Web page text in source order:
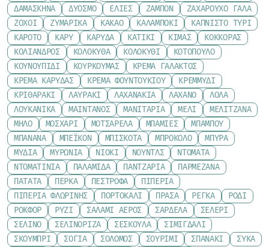
ΔΑΜΆΣΚΗΝΑ
ΔΥΌΣΜΟ ΕΛΙΈΣ ΖΑΜΠΌΝ
ΖΑΧΑΡΟΎΧΟ ΓΆΛΑ
ΖΟΧΟΊ
ΖΥΜΑΡΙΚΆ ΚΑΚΆΟ ΚΑΛΑΜΠΌΚΙ
ΚΑΠΝΙΣΤΌ ΤΥΡΊ
ΚΑΡΌΤΟ
ΚΆΡΥ ΚΑΡΎΔΑ ΚΑΤΊΚΙ ΚΙΜΆΣ
ΚΌΚΚΟΡΑΣ
ΚΌΛΙΑΝΔΡΟΣ
ΚΟΛΟΚΎΘΑ ΚΟΛΟΚΎΘΙ
ΚΟΤΌΠΟΥΛΟ
ΚΟΥΝΟΥΠΊΔΙ
ΚΟΥΡΚΟΥΜΆΣ
ΚΡΈΜΑ ΓΆΛΑΚΤΟΣ
ΚΡΈΜΑ ΚΑΡΎΔΑΣ
ΚΡΈΜΑ ΦΟΥΝΤΟΥΚΙΟΎ
ΚΡΕΜΜΎΔΙ
ΚΡΙΘΑΡΆΚΙ
ΛΑΥΡΆΚΙ ΛΑΧΑΝΆΚΙΑ ΛΆΧΑΝΟ
ΛΌΛΑ
ΛΟΥΚΆΝΙΚΑ
ΜΑΙΝΤΑΝΌΣ ΜΑΝΙΤΆΡΙΑ ΜΈΛΙ
ΜΕΛΙΤΖΆΝΑ
ΜΉΛΟ
ΜΟΣΧΆΡΙ ΜΟΤΣΑΡΈΛΑ ΜΠΆΜΙΕΣ
ΜΠΑΜΠΟΎ
ΜΠΑΝΆΝΑ
ΜΠΈΙΚΟΝ ΜΠΙΣΚΌΤΑ ΜΠΡΌΚΟΛΟ
ΜΠΎΡΑ
ΜΎΔΙΑ
ΜΥΡΏΝΙΑ ΝΙΌΚΙ ΝΟΎΝΤΛΣ
ΝΤΟΜΆΤΑ
ΝΤΟΜΑΤΊΝΙΑ
ΠΑΛΑΜΊΔΑ ΠΑΝΤΖΆΡΙΑ
ΠΑΡΜΕΖΆΝΑ
ΠΑΤΆΤΑ
ΠΈΡΚΑ ΠΈΣΤΡΟΦΑ
ΠΙΠΕΡΙΆ
ΠΙΠΕΡΙΆ ΦΛΩΡΊΝΗΣ
ΠΟΡΤΟΚΆΛΙ ΠΡΆΣΑ ΡΈΓΚΑ
ΡΌΔΙ
ΡΟΚΦΌΡ
ΡΎΖΙ ΣΑΛΆΜΙ ΑΈΡΟΣ ΣΑΡΔΈΛΑ
ΣΈΛΕΡΙ
ΣΈΛΙΝΟ
ΣΕΛΙΝΌΡΙΖΑ ΣΈΣΚΟΥΛΑ
ΣΙΜΙΓΔΆΛΙ
ΣΚΟΥΜΠΡΊ
ΣΌΓΙΑ ΣΟΛΟΜΌΣ ΣΟΥΡΊΜΙ ΣΠΑΝΆΚΙ
ΣΎΚΑ